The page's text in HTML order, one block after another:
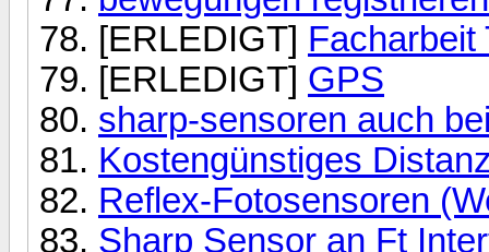
[ERLEDIGT] Facharbeit
[ERLEDIGT] GPS
sharp-sensoren auch
Kostengünstiges
Reflex-Fotosensoren
Sharp Sensor an Ft